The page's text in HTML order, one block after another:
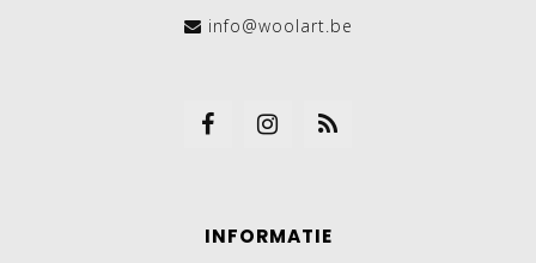
info@woolart.be
INFORMATIE